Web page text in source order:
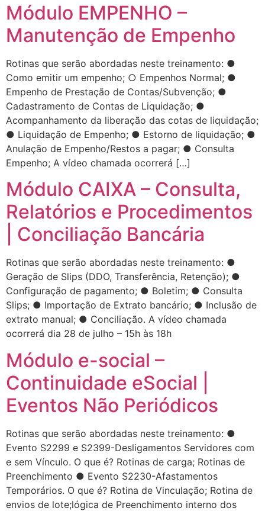
Módulo EMPENHO –
Manutenção de Empenho
Rotinas que serão abordadas neste treinamento: ●
Como emitir um empenho; ○ Empenhos Normal; ●
Empenho de Prestação de Contas/Subvenção; ●
Cadastramento de Contas de Liquidação; ●
Acompanhamento da liberação das cotas de liquidação;
● Liquidação de Empenho; ● Estorno de liquidação; ●
Anulação de Empenho/Restos a pagar; ● Consulta
Empenho; A vídeo chamada ocorrerá […]
Módulo CAIXA – Consulta,
Relatórios e Procedimentos
| Conciliação Bancária
Rotinas que serão abordadas neste treinamento: ●
Geração de Slips (DDO, Transferência, Retenção); ●
Configuração de pagamento; ● Boletim; ● Consulta
Slips; ● Importação de Extrato bancário; ● Inclusão de
extrato manual; ● Conciliação. A vídeo chamada
ocorrerá dia 28 de julho – 15h às 18h
Módulo e-social –
Continuidade eSocial |
Eventos Não Periódicos
Rotinas que serão abordadas neste treinamento: ●
Evento S2299 e S2399-Desligamentos Servidores com
e sem Vínculo. O que é? Rotinas de carga; Rotinas de
Preenchimento ● Evento S2230-Afastamentos
Temporários. O que é? Rotina de Vinculação; Rotina de
envios de lote;lógica de Preenchimento interno dos